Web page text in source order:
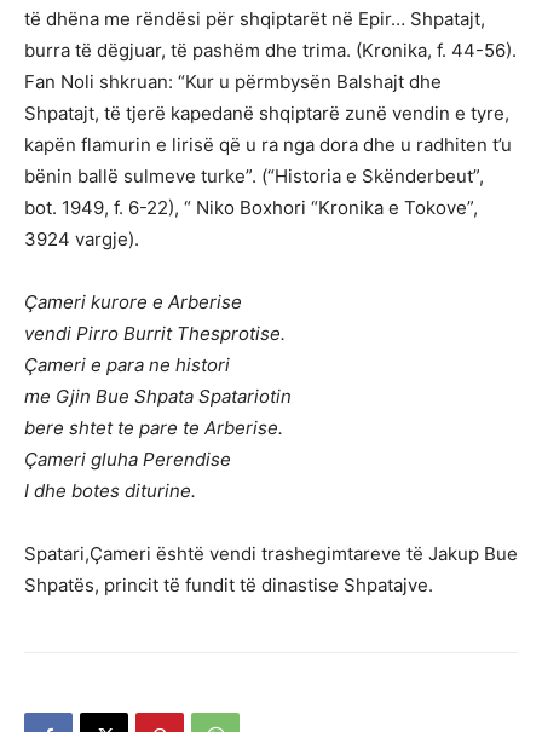
të dhëna me rёndësi për shqiptarët në Epir… Shpatajt,
burra të dëgjuar, të pashëm dhe trima. (Kronika, f. 44-56).
Fan Noli shkruan: “Kur u përmbysën Balshajt dhe
Shpatajt, të tjerë kapedanë shqiptarë zunë vendin e tyre,
kapën flamurin e lirisë që u ra nga dora dhe u radhiten t’u
bënin ballë sulmeve turke”. (“Historia e Skënderbeut”,
bot. 1949, f. 6-22), “ Niko Boxhori “Kronika e Tokove”,
3924 vargje).
Çameri kurore e Arberise
vendi Pirro Burrit Thesprotise.
Çameri e para ne histori
me Gjin Bue Shpata Spatariotin
bere shtet te pare te Arberise.
Çameri gluha Perendise
I dhe botes diturine.
Spatari,Çameri është vendi trashegimtareve të Jakup Bue
Shpatës, princit të fundit të dinastise Shpatajve.